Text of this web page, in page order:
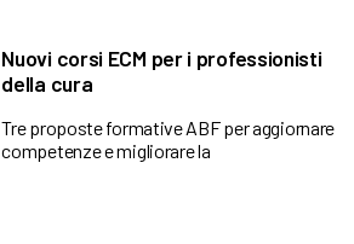
Nuovi corsi ECM per i professionisti
della cura
Tre proposte formative ABF per aggiornare
competenze e migliorare la